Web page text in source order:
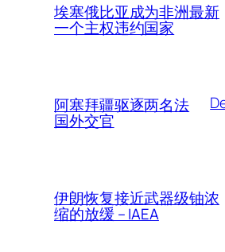
埃塞俄比亚成为非洲最新
一个主权违约国家
阿塞拜疆驱逐两名法
国外交官
伊朗恢复接近武器级铀浓
缩的放缓 – IAEA